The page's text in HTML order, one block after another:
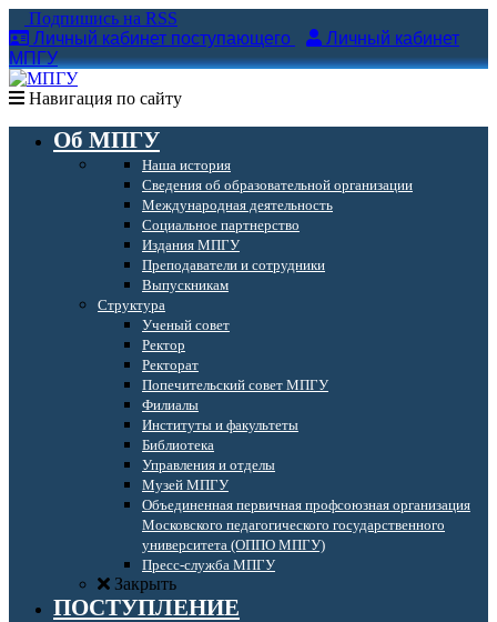
Подпишись на RSS
Личный кабинет поступающего
Личный кабинет
МПГУ
Навигация по сайту
Об МПГУ
Наша история
Сведения об образовательной организации
Международная деятельность
Социальное партнерство
Издания МПГУ
Преподаватели и сотрудники
Выпускникам
Структура
Ученый совет
Ректор
Ректорат
Попечительский совет МПГУ
Филиалы
Институты и факультеты
Библиотека
Управления и отделы
Музей МПГУ
Объединенная первичная профсоюзная организация
Московского педагогического государственного
университета (ОППО МПГУ)
Пресс-служба МПГУ
Закрыть
ПОСТУПЛЕНИЕ